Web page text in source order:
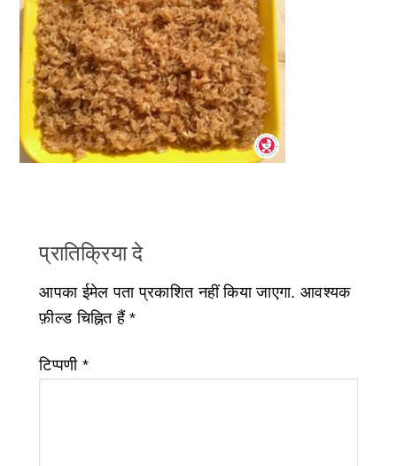
प्रातिक्रिया दे
आपका ईमेल पता प्रकाशित नहीं किया जाएगा. आवश्यक
फ़ील्ड चिह्नित हैं*
टिप्पणी *